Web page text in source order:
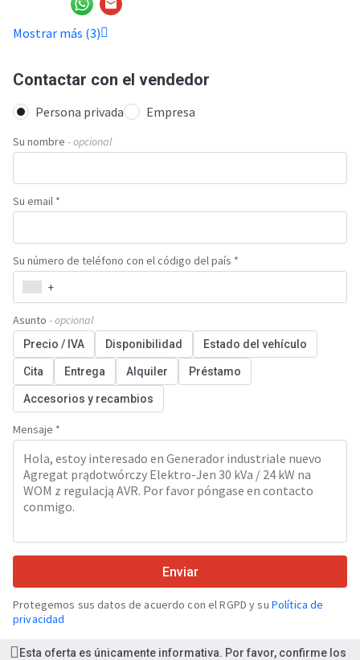
Mostrar más (3)
Contactar con el vendedor
Persona privada Empresa
Su nombre - opcional
Su email *
Su número de teléfono con el código del país *
+
Asunto - opcional
Precio / IVA Disponibilidad Estado del vehículo
Cita Entrega Alquiler Préstamo
Accesorios y recambios
Mensaje *
Enviar
Protegemos sus datos de acuerdo con el RGPD y su Política de
privacidad
Esta oferta es únicamente informativa. Por favor, confirme los